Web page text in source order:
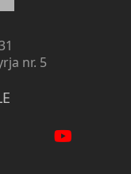
nr. 5